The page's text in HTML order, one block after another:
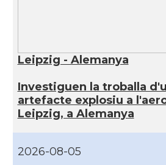
Leipzig - Alemanya
Investiguen la troballa
artefacte explosiu a
Leipzig, a Alemanya
2026-08-05